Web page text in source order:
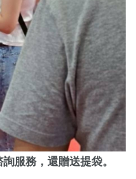
服務，還贈送提袋。